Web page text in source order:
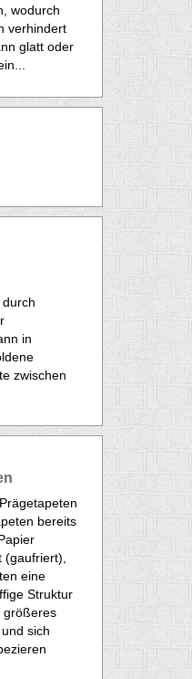
wodurch
verhindert
glatt oder
in
zwischen
bereits
eine
Struktur
größeres
sich